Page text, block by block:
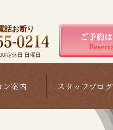
話お断り
定休日 日曜日
ン案内 スタッフブログ